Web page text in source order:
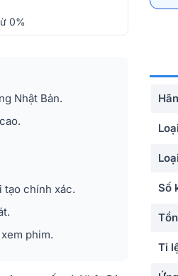
0%
Nhật Bản.
tạo chính xác.
phim.
Số
Tỉ